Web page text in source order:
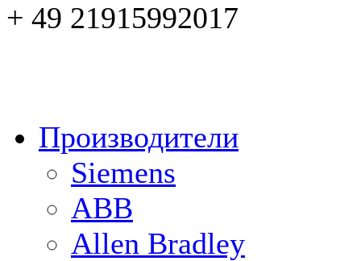
+ 49 21915992017
Производители
Siemens
ABB
Allen Bradley